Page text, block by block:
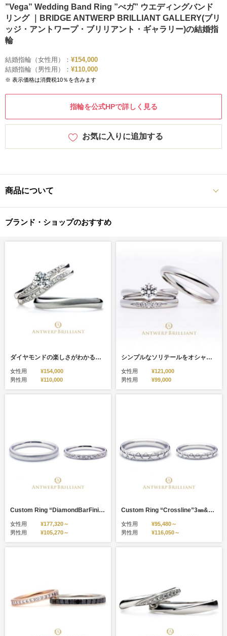
”Vega” Wedding Band Ring ”べガ” ウエディングバンド
リング ｜BRIDGE ANTWERP BRILLIANT GALLERY(ブリ
ッジ・アントワープ・ブリリアント・ギャラリー)の結婚指
輪
結婚指輪（女性用）： ¥154,000
結婚指輪（男性用）： ¥110,000
※ 表示価格は消費税10％を含みます
指輪を公式HPで詳しく見る
お気に入りに追加する
商品について
ブランド・ショップのおすすめ
ダイヤモンドの楽しさがわかる、オシャレでかわいいデザインのVega （ヴェガ）
女性用
¥154,000
男性用
¥110,000
シンプルなソリテールをオシャレでかわいいデザインに Evening Star
女性用
¥121,000
男性用
¥99,000
Custom Ring “DiamondBarFinish&Crown Setting”3㎜&2㎜ カスタムリング ダイヤモンドバー＆クラウンセティング 3㎜&2㎜
女性用
¥177,320～
男性用
¥105,270～
Custom Ring “Crossline”3㎜&2㎜ カスタムリング クロスライン 3㎜&2㎜
女性用
¥95,480～
男性用
¥116,050～